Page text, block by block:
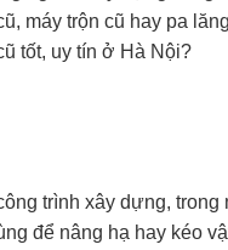
máy trộn cũ hay pa
tốt, uy tín ở Hà Nội?
trình xây dựng, trong
để nâng hạ hay kéo